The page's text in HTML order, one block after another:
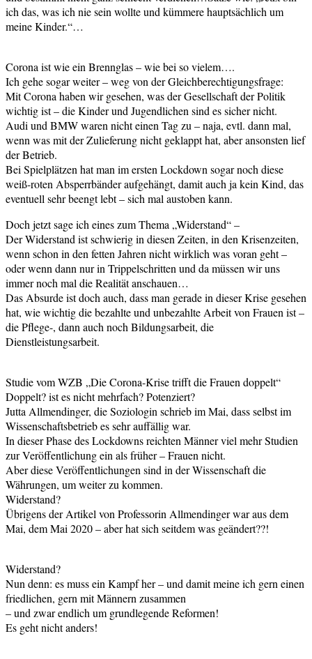
ich das, was ich nie sein wollte und kümmere hauptsächlich um
meine Kinder.“…
Corona ist wie ein Brennglas – wie bei so vielem….
Ich gehe sogar weiter – weg von der Gleichberechtigungsfrage:
Mit Corona haben wir gesehen, was der Gesellschaft der Politik
wichtig ist – die Kinder und Jugendlichen sind es sicher nicht.
Audi und BMW waren nicht einen Tag zu – naja, evtl. dann mal,
wenn was mit der Zulieferung nicht geklappt hat, aber ansonsten lief
der Betrieb.
Bei Spielplätzen hat man im ersten Lockdown sogar noch diese
weiß-roten Absperrbänder aufgehängt, damit auch ja kein Kind, das
eventuell sehr beengt lebt – sich mal austoben kann.
Doch jetzt sage ich eines zum Thema „Widerstand“ –
Der Widerstand ist schwierig in diesen Zeiten, in den Krisenzeiten,
wenn schon in den fetten Jahren nicht wirklich was voran geht –
oder wenn dann nur in Trippelschritten und da müssen wir uns
immer noch mal die Realität anschauen…
Das Absurde ist doch auch, dass man gerade in dieser Krise gesehen
hat, wie wichtig die bezahlte und unbezahlte Arbeit von Frauen ist –
die Pflege-, dann auch noch Bildungsarbeit, die
Dienstleistungsarbeit.
Studie vom WZB „Die Corona-Krise trifft die Frauen doppelt“
Doppelt? ist es nicht mehrfach? Potenziert?
Jutta Allmendinger, die Soziologin schrieb im Mai, dass selbst im
Wissenschaftsbetrieb es sehr auffällig war.
In dieser Phase des Lockdowns reichten Männer viel mehr Studien
zur Veröffentlichung ein als früher – Frauen nicht.
Aber diese Veröffentlichungen sind in der Wissenschaft die
Währungen, um weiter zu kommen.
Widerstand?
Übrigens der Artikel von Professorin Allmendinger war aus dem
Mai, dem Mai 2020 – aber hat sich seitdem was geändert??!
Widerstand?
Nun denn: es muss ein Kampf her – und damit meine ich gern einen
friedlichen, gern mit Männern zusammen
– und zwar endlich um grundlegende Reformen!
Es geht nicht anders!